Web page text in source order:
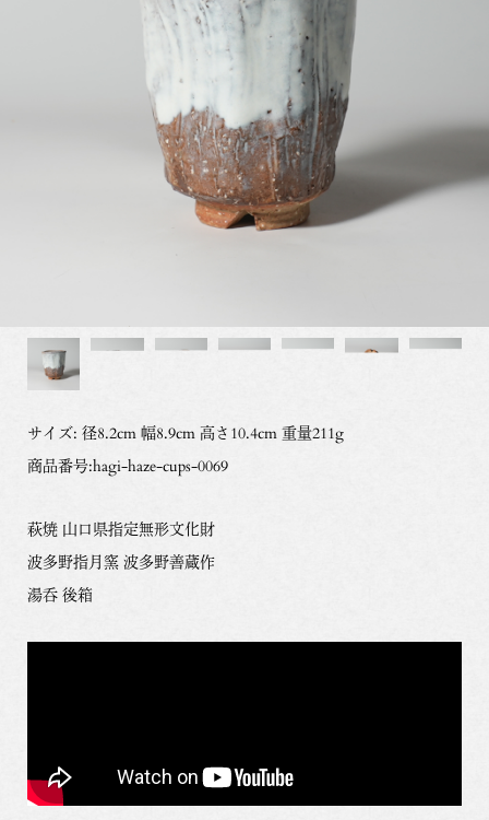
サイズ: 径8.2cm 幅8.9cm 高さ10.4cm 重量211g
商品番号:hagi-haze-cups-0069
萩焼 山口県指定無形文化財
波多野指月窯 波多野善蔵作
湯呑 後箱